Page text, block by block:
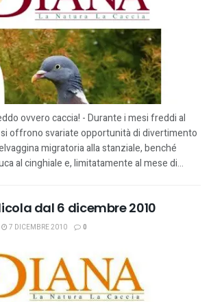
ovvero caccia! - Durante i mesi freddi al
offrono svariate opportunità di divertimento
migratoria alla stanziale, benché
al cinghiale e, limitatamente al mese di...
dal 6 dicembre 2010
7 DICEMBRE 2010 0